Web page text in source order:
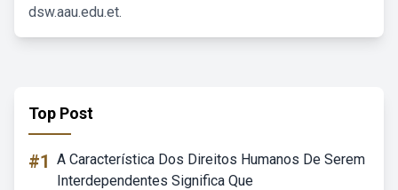
dsw.aau.edu.et.
Top Post
#1 A Característica Dos Direitos Humanos De Serem
Interdependentes Significa Que